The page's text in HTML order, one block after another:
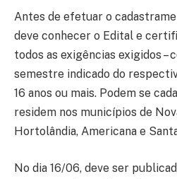
Antes de efetuar o
deve conhecer o Edital e
todos as exigências exigidos –
semestre indicado do
16 anos ou mais. Podem se
residem nos municípios de
Hortolândia, Americana e
No dia 16/06, deve ser